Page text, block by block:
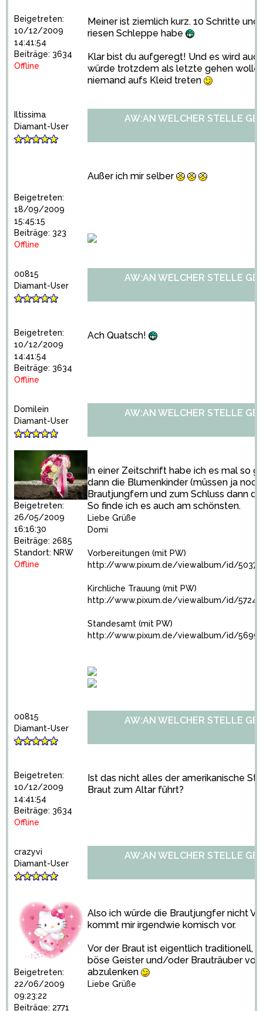
Beigetreten:
10/12/2009
14:41:54
Beiträge: 3634
Offline
Meiner ist ziemlich kurz. 10 Schritte und
riesen Schleppe habe
Klar bist du aufgeregt! Und es wird
würde trotzdem als letzte gehen
niemand aufs Kleid treten
Iltissima
Diamant-User
Beigetreten:
18/09/2009
15:45:15
Beiträge: 323
Offline
AW:AN WELCHER STELLE
Außer ich mir selber
00815
Diamant-User
Beigetreten:
10/12/2009
14:41:54
Beiträge: 3634
Offline
AW:AN WELCHER STELLE
Ach Quatsch!
Domilein
Diamant-User
Beigetreten:
26/05/2009
16:16:30
Beiträge: 2685
Standort: NRW
Offline
AW:AN WELCHER STELLE
In einer Zeitschrift habe ich es mal so
dann die Blumenkinder (müssen ja
Brautjungfern und zum Schluss dann
So finde ich es auch am schönsten.
Liebe Grüße
Domi
Vorbereitungen (mit PW)
http://www.pixum.de/viewalbum/id/
Kirchliche Trauung (mit PW)
http://www.pixum.de/viewalbum/id/
Standesamt (mit PW)
http://www.pixum.de/viewalbum/id/
00815
Diamant-User
Beigetreten:
10/12/2009
14:41:54
Beiträge: 3634
Offline
AW:AN WELCHER STELLE
Ist das nicht alles der amerikanische
Braut zum Altar führt?
crazyvi
Diamant-User
Beigetreten:
22/06/2009
09:23:22
Beiträge: 2771
AW:AN WELCHER STELLE
Also ich würde die Brautjungfer nicht
kommt mir irgendwie komisch vor.
Vor der Braut ist eigentlich traditionell,
böse Geister und/oder Brauträuber
abzulenken
Liebe Grüße